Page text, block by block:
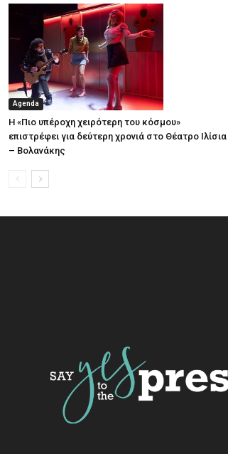
Agenda
Η «Πιο υπέροχη χειρότερη του κόσμου»
επιστρέφει για δεύτερη χρονιά στο Θέατρο Ιλίσια
– Βολανάκης